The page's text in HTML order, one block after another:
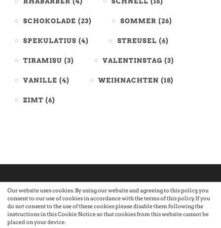
Our website uses cookies. By using our website and agreeing to this policy, you
consent to our use of cookies in accordance with the terms of this policy. If you
do not consent to the use of these cookies please disable them following the
instructions in this Cookie Notice so that cookies from this website cannot be
placed on your device.
SCHOKOLADE (23) SOMMER (26)
SPEKULATIUS (4) STREUSEL (6)
TIRAMISU (3) VALENTINSTAG (3)
VANILLE (4) WEIHNACHTEN (18)
ZIMT (6)
©2026 Atelier · Built with love by Sandra Nauheimer. Premium